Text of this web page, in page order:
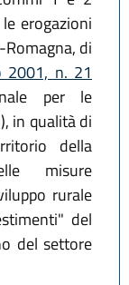
erogazioni
Romagna, di
2001, n. 21
per le
in qualità di
della
misure
rurale
del
del settore